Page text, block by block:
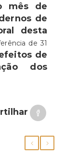
mês de
de
desta
de 31
de
dos